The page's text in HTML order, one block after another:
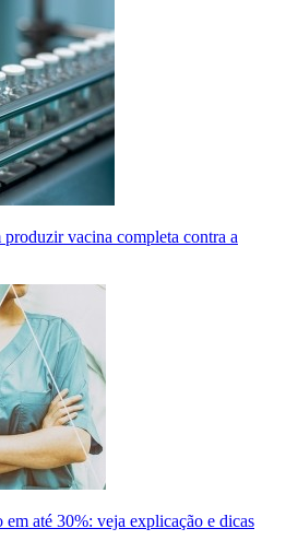
vacina completa contra a
até 30%: veja explicação e dicas